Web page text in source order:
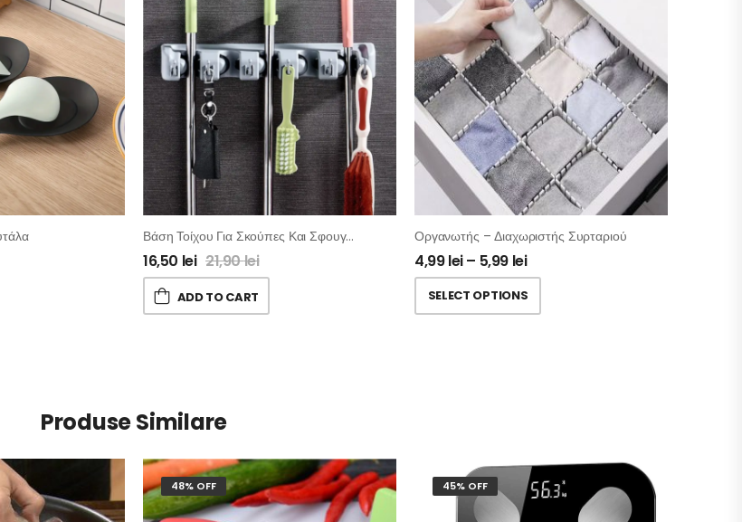
Βάση Τοίχου Για Σκούπες Και Σφουγγαρίστρες
16,50 lei 21,90lei
ADD TO CART
Οργανωτής – Διαχωριστής Συρταριού
4,99lei– 5,99 lei
SELECT OPTIONS
Produse Similare
48% OFF 45% OFF